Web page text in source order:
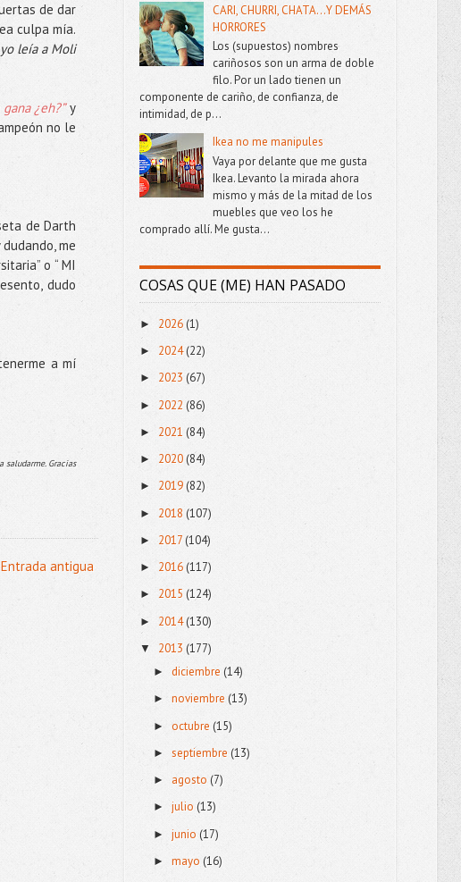
de dar
culpa mía.
yo leía a Moli
¿eh?”y
no le
de Darth
me
o “ MI
dudo
a mí
Gracias
Entrada antigua
CARI, CHURRI, CHATA...Y DEMÁS
HORRORES
Los (supuestos) nombres
cariñosos son un arma de doble
filo. Por un lado tienen un
componente de cariño, de confianza, de
intimidad, de p...
Ikea no me manipules
Vaya por delante que me gusta
Ikea. Levanto la mirada ahora
mismo y más de la mitad de los
muebles que veo los he
comprado allí. Me gusta...
COSAS QUE (ME) HAN PASADO
► 2026 (1)
► 2024(22)
► 2023 (67)
► 2022 (86)
► 2021 (84)
► 2020(84)
► 2019(82)
► 2018 (107)
► 2017 (104)
► 2016(117)
► 2015 (124)
► 2014(130)
▼ 2013 (177)
►diciembre (14)
►noviembre (13)
►octubre (15)
► septiembre (13)
► agosto(7)
►julio(13)
►junio (17)
►mayo(16)